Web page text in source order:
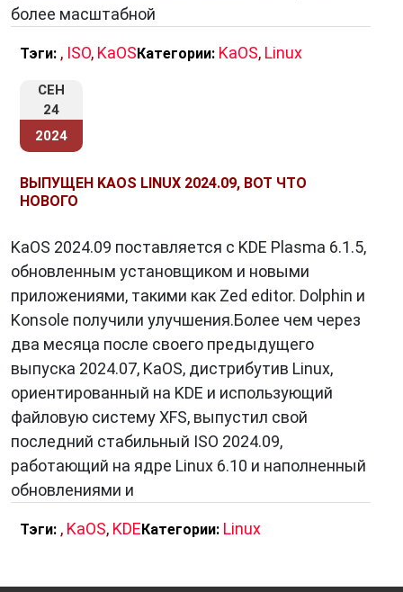
более масштабной
Тэги: , ISO, KaOSКатегории: KaOS, Linux
СЕН
24
2024
ВЫПУЩЕН KAOS LINUX 2024.09, ВОТ ЧТО
НОВОГО
KaOS 2024.09 поставляется с KDE Plasma 6.1.5,
обновленным установщиком и новыми
приложениями, такими как Zed editor. Dolphin и
Konsole получили улучшения.Более чем через
два месяца после своего предыдущего
выпуска 2024.07, KaOS, дистрибутив Linux,
ориентированный на KDE и использующий
файловую систему XFS, выпустил свой
последний стабильный ISO 2024.09,
работающий на ядре Linux 6.10 и наполненный
обновлениями и
Тэги: , KaOS, KDEКатегории: Linux